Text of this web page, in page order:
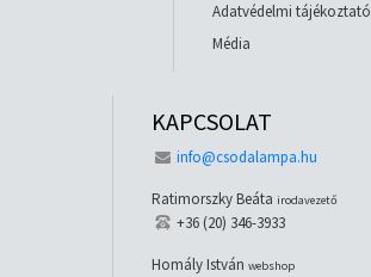
Adatvédelmi tájékoztató
Média
KAPCSOLAT
info@csodalampa.hu
Ratimorszky Beáta irodavezető
+36 (20) 346-3933
Homály István webshop